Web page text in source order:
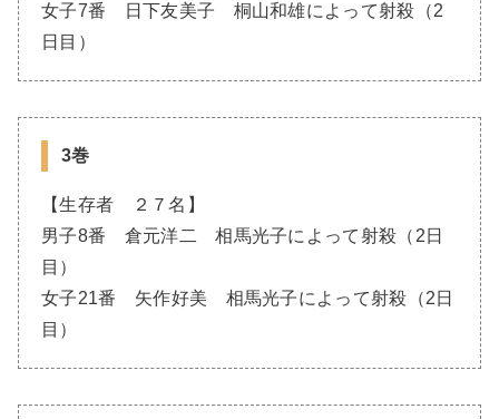
女子7番 日下友美子 桐山和雄によって射殺（2
日目）
3巻
【生存者 ２７名】
男子8番 倉元洋二 相馬光子によって射殺（2日
目）
女子21番 矢作好美 相馬光子によって射殺（2日
目）